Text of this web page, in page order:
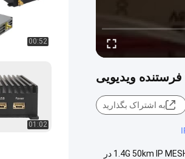
به اشتراک بگذارید
راه حل شبکه موقت IP MESH برای عملیات اضطراری نظامی 1.4G 50km IP MESH Drone UAV Video Transmitter Ad-Hoc Network 70Mbps در
00:52
01:02